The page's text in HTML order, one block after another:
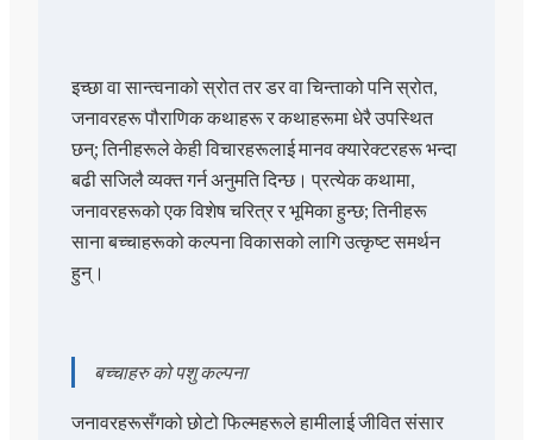
इच्छा वा सान्त्वनाको स्रोत तर डर वा चिन्ताको पनि स्रोत,
जनावरहरू पौराणिक कथाहरू र कथाहरूमा धेरै उपस्थित
छन्; तिनीहरूले केही विचारहरूलाई मानव क्यारेक्टरहरू भन्दा
बढी सजिलै व्यक्त गर्न अनुमति दिन्छ। प्रत्येक कथामा,
जनावरहरूको एक विशेष चरित्र र भूमिका हुन्छ; तिनीहरू
साना बच्चाहरूको कल्पना विकासको लागि उत्कृष्ट समर्थन
हुन्।
बच्चाहरु को पशु कल्पना
जनावरहरूसँगको छोटो फिल्महरूले हामीलाई जीवित संसार